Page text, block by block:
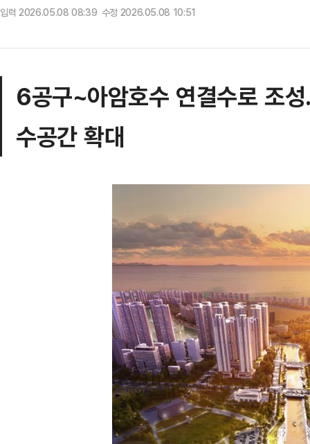
입력 2026.05.08 08:39 수정 2026.05.08 10:51
6공구~아암호수 연결수로 조
수공간 확대